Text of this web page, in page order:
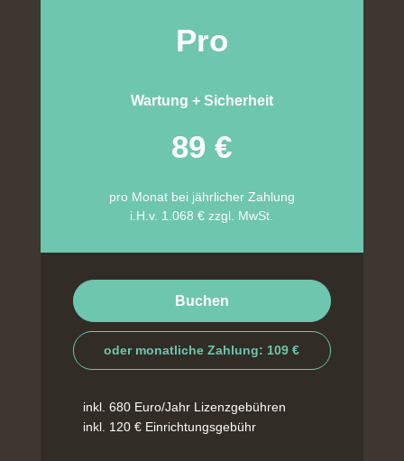
Pro
Wartung + Sicherheit
89 €
pro Monat bei jährlicher Zahlung
i.H.v. 1.068 € zzgl. MwSt.
Buchen
oder monatliche Zahlung: 109 €
inkl. 680 Euro/Jahr Lizenzgebühren
inkl. 120 € Einrichtungsgebühr